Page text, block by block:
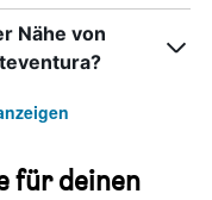
Nähe von
für deinen